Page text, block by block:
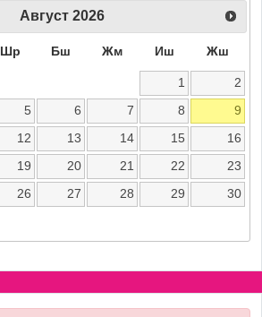
Август 2026
Шр Бш Жм Иш Жш
1
2
5 6 7 8
9
12 13 14 15
16
19 20 21 22
23
26 27 28 29
30